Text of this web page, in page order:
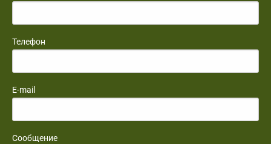
Телефон
E-mail
Сообщение